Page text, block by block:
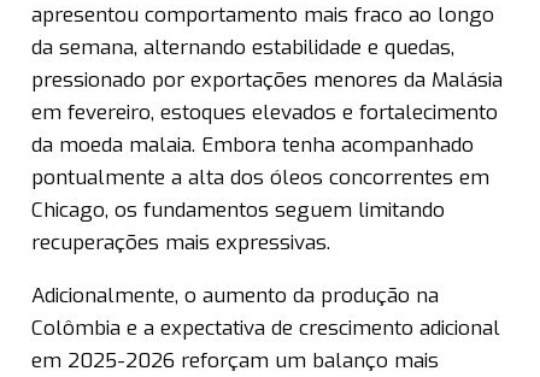
apresentou comportamento mais fraco ao longo
da semana, alternando estabilidade e quedas,
pressionado por exportações menores da Malásia
em fevereiro, estoques elevados e fortalecimento
da moeda malaia. Embora tenha acompanhado
pontualmente a alta dos óleos concorrentes em
Chicago, os fundamentos seguem limitando
recuperações mais expressivas.
Adicionalmente, o aumento da produção na
Colômbia e a expectativa de crescimento adicional
em 2025-2026 reforçam um balanço mais